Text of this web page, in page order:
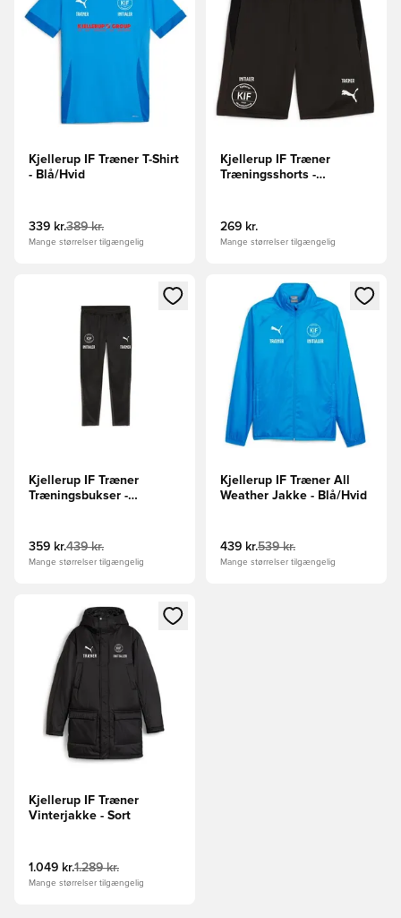
Kjellerup IF Træner T-Shirt
- Blå/Hvid
339 kr.389 kr.
Mange størrelser tilgængelig
Kjellerup IF Træner
Træningsshorts -
269 kr.
Mange størrelser tilgængelig
Åbner en Modal til at logge ind eller tilmelde dig som
Kjellerup IF Træner
Træningsbukser -
359 kr.439 kr.
Mange størrelser tilgængelig
Åbner en Modal til at logge
Kjellerup IF Træner All
Weather Jakke - Blå/Hvid
439 kr.539 kr.
Mange størrelser tilgængelig
Åbner en Modal til at logge ind eller tilmelde dig som
Kjellerup IF Træner
Vinterjakke - Sort
1.049 kr.1.289 kr.
Mange størrelser tilgængelig